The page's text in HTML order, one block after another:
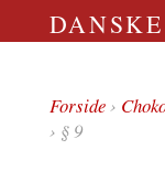
Forside›
› § 9